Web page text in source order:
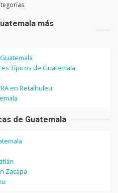
más
Típicos de Guatemala
en Retalhuleu
de Guatemala
Zacapa